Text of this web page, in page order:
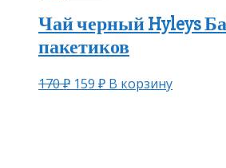
Чай черный Hyleys
пакетиков
170₽ 159 ₽ В корзину